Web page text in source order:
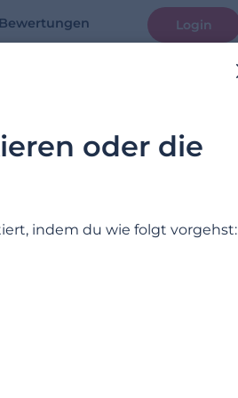
Bewertungen Login
oder die
indem du wie folgt vorgehst: